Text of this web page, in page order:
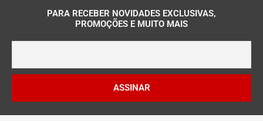
PARA RECEBER NOVIDADES EXCLUSIVAS,
PROMOÇÕES E MUITO MAIS
ASSINAR